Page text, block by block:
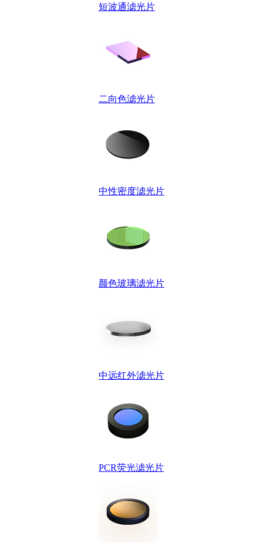
短波通滤光片
二向色滤光片
中性密度滤光片
颜色玻璃滤光片
中远红外滤光片
PCR荧光滤光片